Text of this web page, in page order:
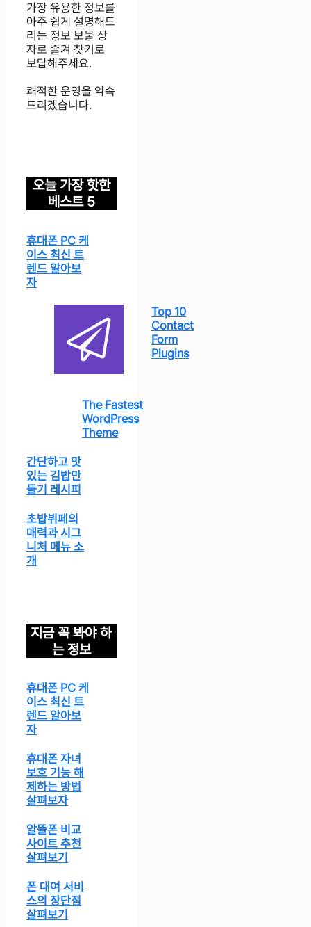
가장 유용한 정보를
아주 쉽게 설명해드
리는 정보 보물 상
자로 즐겨 찾기로
보답해주세요.
쾌적한 운영을 약속
드리겠습니다.
오늘 가장 핫한
베스트 5
휴대폰 PC 케
이스 최신 트
렌드 알아보
자
Top 10
Contact
Form
Plugins
The Fastest
WordPress
Theme
간단하고 맛
있는 김밥만
들기 레시피
초밥뷔페의
매력과 시그
니처 메뉴 소
개
지금 꼭 봐야 하
는 정보
휴대폰 PC 케
이스 최신 트
렌드 알아보
자
휴대폰 자녀
보호 기능 해
제하는 방법
살펴보자
알뜰폰 비교
사이트 추천
살펴보기
폰 대여 서비
스의 장단점
살펴보기